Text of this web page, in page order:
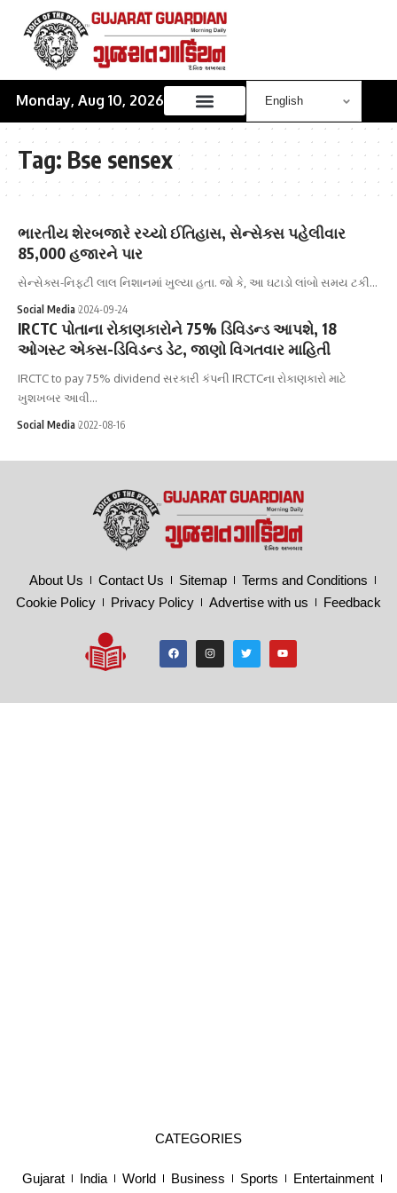
Monday, Aug 10, 2026
Tag: Bse sensex
ભારતીય શેરબજારે રચ્યો ઈતિહાસ, સેન્સેક્સ પહેલીવાર
85,000 હજારને પાર
સેન્સેક્સ-નિફ્ટી લાલ નિશાનમાં ખુલ્યા હતા. જો કે, આ ઘટાડો લાંબો સમય ટકી…
Social Media 2024-09-24
IRCTC પોતાના રોકાણકારોને 75% ડિવિડન્ડ આપશે, 18
ઓગસ્ટ એક્સ-ડિવિડન્ડ ડેટ, જાણો વિગતવાર માહિતી
IRCTC to pay 75% dividend સરકારી કંપની IRCTCના રોકાણકારો માટે
ખુશખબર આવી…
Social Media 2022-08-16
About Us Contact Us Sitemap
Terms and Conditions
Cookie Policy
Privacy Policy Advertise with us Feedback
CATEGORIES
Gujarat India World Business Sports
Entertainment